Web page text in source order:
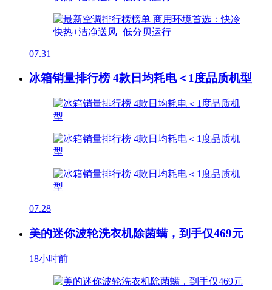
07.31
冰箱销量排行榜 4款日均耗电＜1度品质机型
07.28
美的迷你波轮洗衣机除菌螨，到手仅469元
18小时前